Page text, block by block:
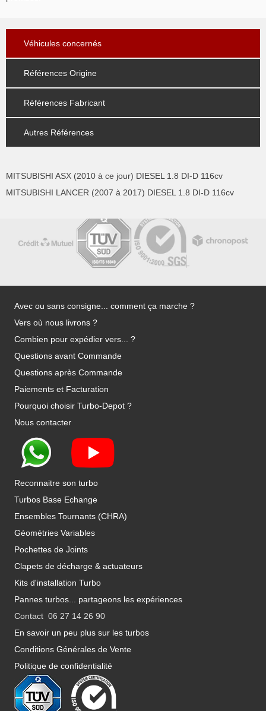
Véhicules concernés
Références Origine
Références Fabricant
Autres Références
MITSUBISHI ASX (2010 à ce jour) DIESEL 1.8 DI-D 116cv
MITSUBISHI LANCER (2007 à 2017) DIESEL 1.8 DI-D 116cv
Avec ou sans consigne... comment ça marche ?
Vers où nous livrons ?
Combien pour expédier vers... ?
Questions avant Commande
Questions après Commande
Paiements et Facturation
Pourquoi choisir Turbo-Depot ?
Nous contacter
Reconnaitre son turbo
Turbos Base Echange
Ensembles Tournants (CHRA)
Géométries Variables
Pochettes de Joints
Clapets de décharge & actuateurs
Kits d'installation Turbo
Pannes turbos... partageons les expériences
Contact 06 27 14 26 90
En savoir un peu plus sur les turbos
Conditions Générales de Vente
Politique de confidentialité